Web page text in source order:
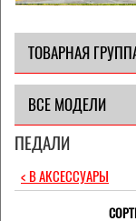
ТОВАРНАЯ
ВСЕ МОДЕЛИ
ПЕДАЛИ
< В АКСЕССУАРЫ